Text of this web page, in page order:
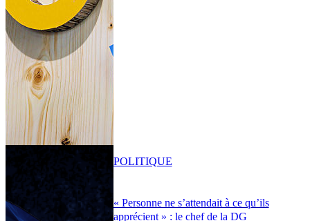
« Personne ne s’attendait à ce qu’ils
apprécient » : le chef de la DG
POLITIQUE